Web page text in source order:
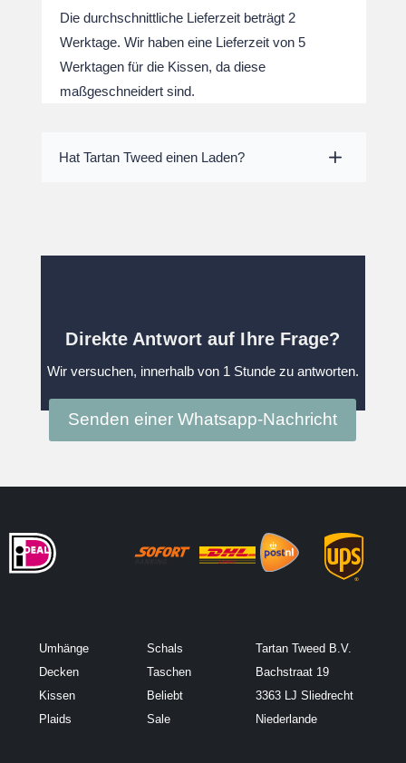
Die durchschnittliche Lieferzeit beträgt 2
Werktage. Wir haben eine Lieferzeit von 5
Werktagen für die Kissen, da diese
maßgeschneidert sind.
Hat Tartan Tweed einen Laden?
Direkte Antwort auf Ihre Frage?
Wir versuchen, innerhalb von 1 Stunde zu antworten.
Senden einer Whatsapp-Nachricht
Umhänge
Decken
Kissen
Plaids
Schals
Taschen
Beliebt
Sale
Tartan Tweed B.V.
Bachstraat 19
3363 LJ Sliedrecht
Niederlande